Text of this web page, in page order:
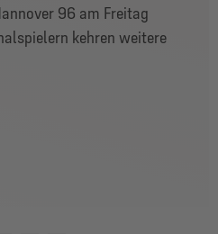
96 am Freitag
kehren weitere